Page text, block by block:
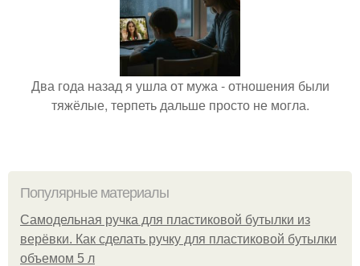
Два года назад я ушла от мужа - отношения были
тяжёлые, терпеть дальше просто не могла.
Популярные материалы
Самодельная ручка для пластиковой бутылки из
верёвки. Как сделать ручку для пластиковой бутылки
объемом 5 л